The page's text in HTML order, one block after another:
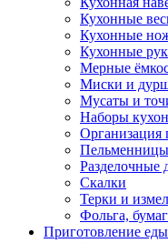
Кухонные
Кухонные
Кухонные
Мерные
Миски и
Мусаты и
Наборы
Организация
Разделочные
Скалки
Терки и
Фольга,
Приготовление еды